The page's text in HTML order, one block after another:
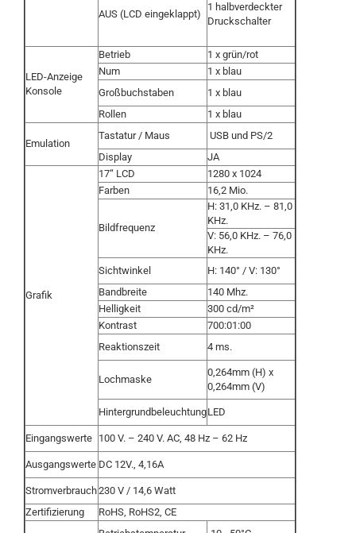
AUS (LCD eingeklappt)
1 halbverdeckter
Druckschalter
LED-Anzeige
Konsole
Betrieb
1 x grün/rot
Num
1 x blau
Großbuchstaben
1 x blau
Rollen
1 x blau
Emulation
Tastatur / Maus
USB und PS/2
Display
JA
Grafik
17“ LCD
1280 x 1024
Farben
16,2 Mio.
Bildfrequenz
H: 31,0 KHz. – 81,0
KHz.
V: 56,0 KHz. – 76,0
KHz.
Sichtwinkel
H: 140° / V: 130°
Bandbreite
140 Mhz.
Helligkeit
300 cd/m²
Kontrast
700:01:00
Reaktionszeit
4 ms.
Lochmaske
0,264mm (H) x
0,264mm (V)
HintergrundbeleuchtungLED
Eingangswerte 100 V. – 240 V. AC, 48 Hz – 62 Hz
Ausgangswerte DC 12V., 4,16A
Stromverbrauch230 V / 14,6 Watt
Zertifizierung
RoHS, RoHS2, CE